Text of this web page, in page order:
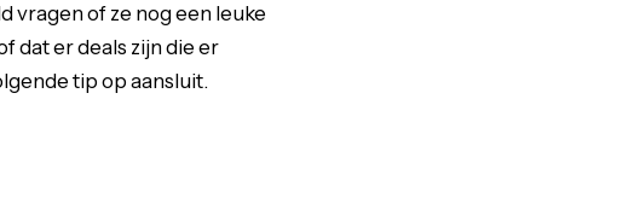
vragen of ze nog een leuke
dat er deals zijn die er
tip op aansluit.